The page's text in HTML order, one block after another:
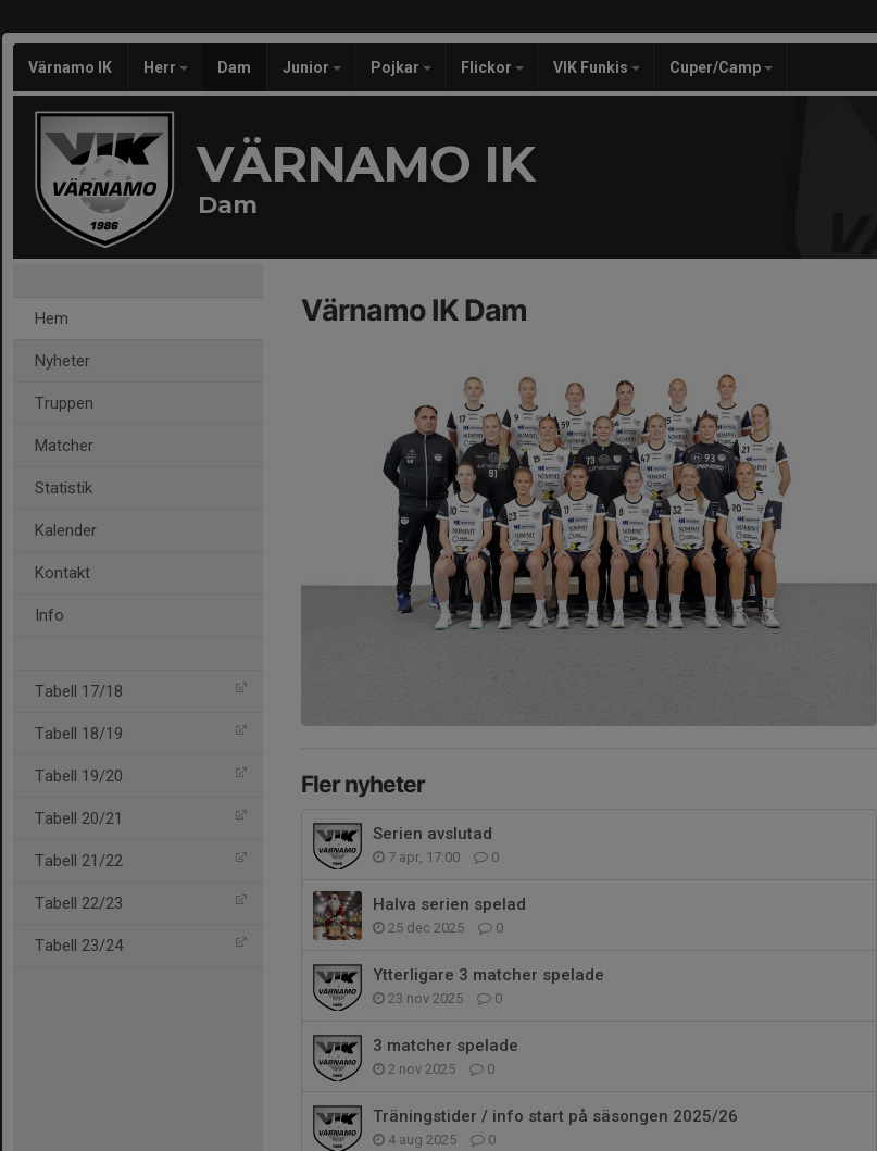
Värnamo IK Herr Dam Junior Pojkar Flickor VIK Funkis Cuper/Camp
VÄRNAMO IK
Dam
Hem
Nyheter
Truppen
Matcher
Statistik
Kalender
Kontakt
Info
Tabell 17/18
Tabell 18/19
Tabell 19/20
Tabell 20/21
Tabell 21/22
Tabell 22/23
Tabell 23/24
Värnamo IK Dam
Fler nyheter
Serien avslutad
7 apr, 17:00 0
Halva serien spelad
25 dec 2025 0
Ytterligare 3 matcher spelade
23 nov 2025 0
3 matcher spelade
2 nov 2025 0
Träningstider / info start på säsongen 2025/26
4 aug 2025 0